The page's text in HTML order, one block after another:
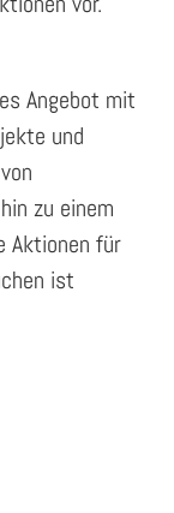
Angebot mit
und
zu einem
Aktionen für
ist